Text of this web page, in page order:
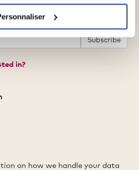
Subscribe
in?
on how we handle your data